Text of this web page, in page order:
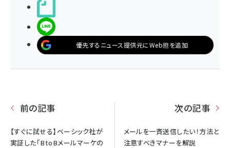
優先するニュース提供元にWeb担を追加
前の記事
【すぐに試せる】ベーシック社が
実証した「BtoBメールマーケの
次の記事
メールを一斉送信したい！方法と
注意すべきマナーを解説